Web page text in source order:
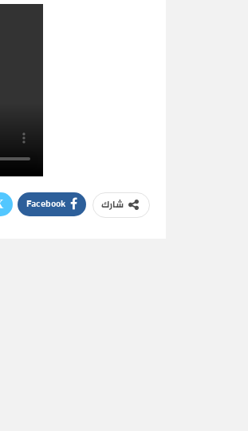
شارك Facebook